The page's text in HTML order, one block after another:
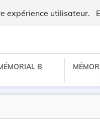
expérience utilisateur.
B